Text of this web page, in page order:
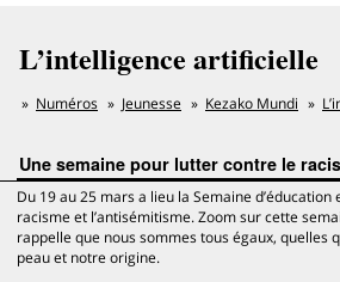
L’intelligence artificielle
Numéros Jeunesse Kezako Mundi
Une semaine pour lutter contre le
Du 19 au 25 mars a lieu la Semaine d’éducation
racisme et l’antisémitisme. Zoom sur cette
rappelle que nous sommes tous égaux, quelles
peau et notre origine.